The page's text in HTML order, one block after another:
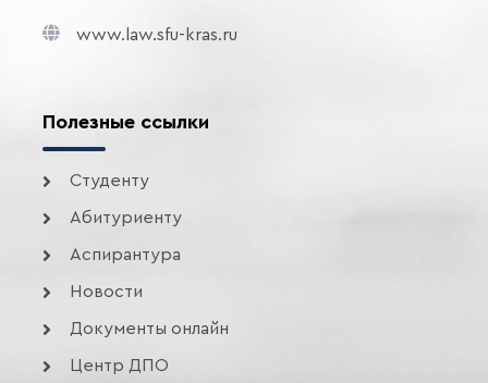
www.law.sfu-kras.ru
Полезные ссылки
Студенту
Абитуриенту
Аспирантура
Новости
Документы онлайн
Центр ДПО